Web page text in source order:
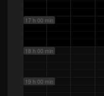
17 h 00 min
18 h 00 min
19 h 00 min